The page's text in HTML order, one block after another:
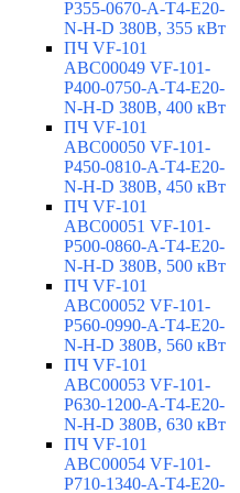
P355-0670-A-T4-E20-
N-H-D 380В, 355 кВт
ПЧ VF-101
ABC00049 VF-101-
P400-0750-A-T4-E20-
N-H-D 380В, 400 кВт
ПЧ VF-101
ABC00050 VF-101-
P450-0810-A-T4-E20-
N-H-D 380В, 450 кВт
ПЧ VF-101
ABC00051 VF-101-
P500-0860-A-T4-E20-
N-H-D 380В, 500 кВт
ПЧ VF-101
ABC00052 VF-101-
P560-0990-A-T4-E20-
N-H-D 380В, 560 кВт
ПЧ VF-101
ABC00053 VF-101-
P630-1200-A-T4-E20-
N-H-D 380В, 630 кВт
ПЧ VF-101
ABC00054 VF-101-
P710-1340-A-T4-E20-